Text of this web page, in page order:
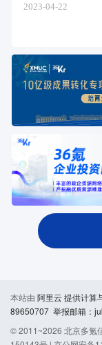
2023-04-22
本站由 阿里云 提供计算
89650707 举报邮箱：
© 2011~2026 北京多氪